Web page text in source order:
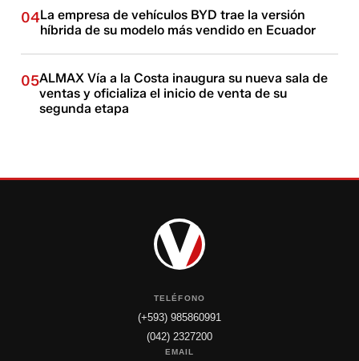
04La empresa de vehículos BYD trae la versión
híbrida de su modelo más vendido en Ecuador
05ALMAX Vía a la Costa inaugura su nueva sala de
ventas y oficializa el inicio de venta de su
segunda etapa
TELÉFONO
(+593) 985860991
(042) 2327200
EMAIL